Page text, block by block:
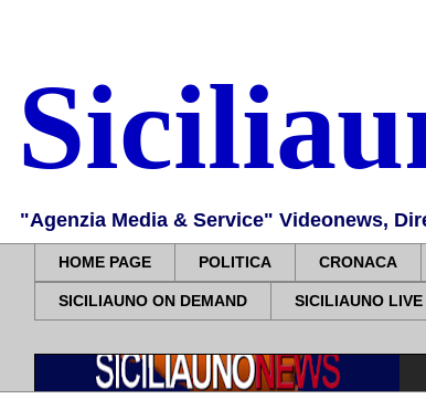
"Agenzia Media & Service" Videonews,
HOME PAGE POLITICA CRONACA
SICILIAUNO ON DEMAND SICILIAUNO LIVE